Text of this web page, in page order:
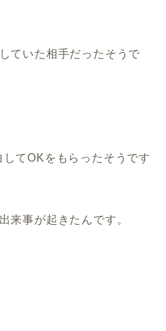
ていた相手だったそうで
てOKをもらったそうです
来事が起きたんです。